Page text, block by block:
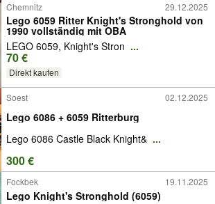
Chemnitz 29.12.2025
Lego 6059 Ritter Knight's Stronghold von
1990 vollständig mit OBA
LEGO 6059, Knight's Stron ...
70 €
Direkt kaufen
Soest 02.12.2025
Lego 6086 + 6059 Ritterburg
Lego 6086 Castle Black Knight& ...
300 €
Fockbek 19.11.2025
Lego Knight's Stronghold (6059)